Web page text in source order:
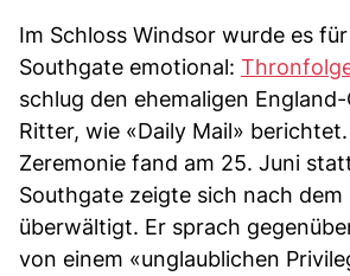
Im Schloss Windsor wurde es
Southgate emotional:
schlug den ehemaligen
Ritter, wie «Daily Mail»
Zeremonie fand am 25. Juni
Southgate zeigte sich nach dem
überwältigt. Er sprach
von einem «unglaublichen